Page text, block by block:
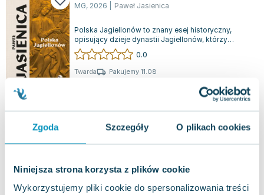
Zgoda Szczegóły O plikach cookies
Niniejsza strona korzysta z plików cookie
Wykorzystujemy pliki cookie do spersonalizowania treści
MG, 2026 Paweł Jasienica
Polska Jagiellonów to znany esej historyczny,
opisujący dzieje dynastii Jagiellonów, którzy
przejęli władzę w Polsce w drugiej poł...
0.0
Twarda
Pakujemy 11.08
taniej o
Ta książka, ze względu na swój polityczny przekaz,
nie została opublikowana w czasach PRL; jej treść